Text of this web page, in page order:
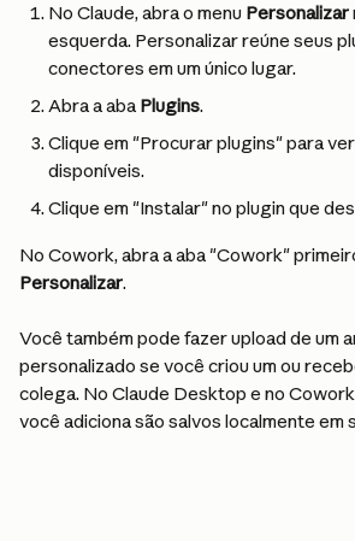
No Claude, abra o menu Personalizar
esquerda. Personalizar reúne seus
conectores em um único lugar.
Abra a aba Plugins.
Clique em "Procurar plugins" para
disponíveis.
Clique em "Instalar" no plugin que
No Cowork, abra a aba "Cowork"
Personalizar.
Você também pode fazer upload de um
personalizado se você criou um ou
colega. No Claude Desktop e no
você adiciona são salvos localmente em